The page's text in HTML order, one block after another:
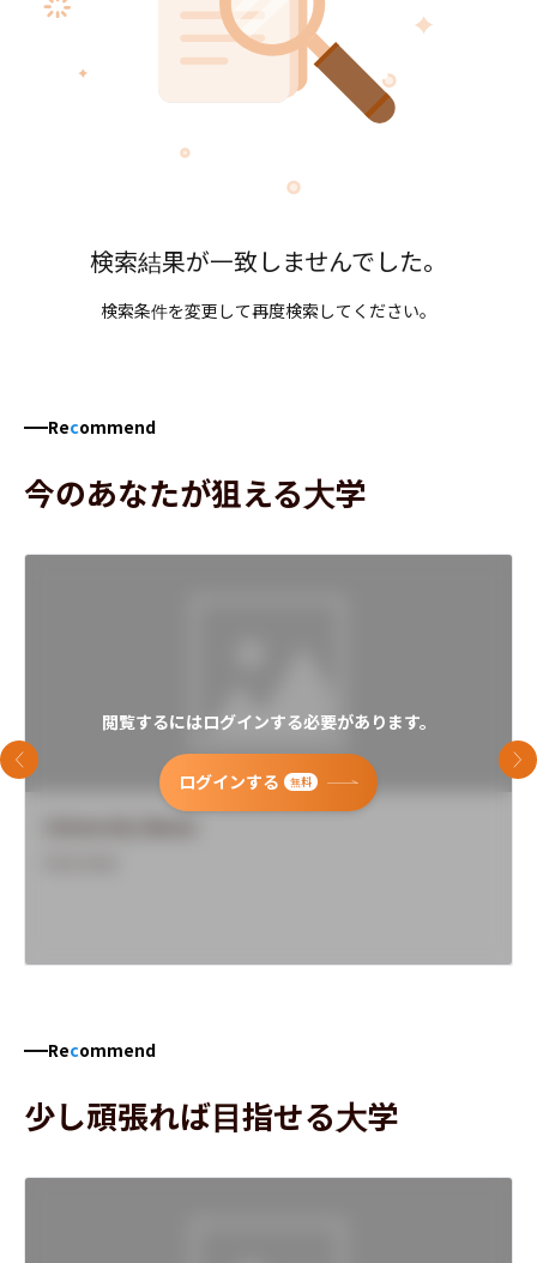
検索結果が一致しませんでした。
検索条件を変更して再度検索してください。
Recommend
今のあなたが狙える大学
閲覧するにはログインする必要があります。
ログインする 無料
前のスライド 次
Recommend
少し頑張れば目指せる大学